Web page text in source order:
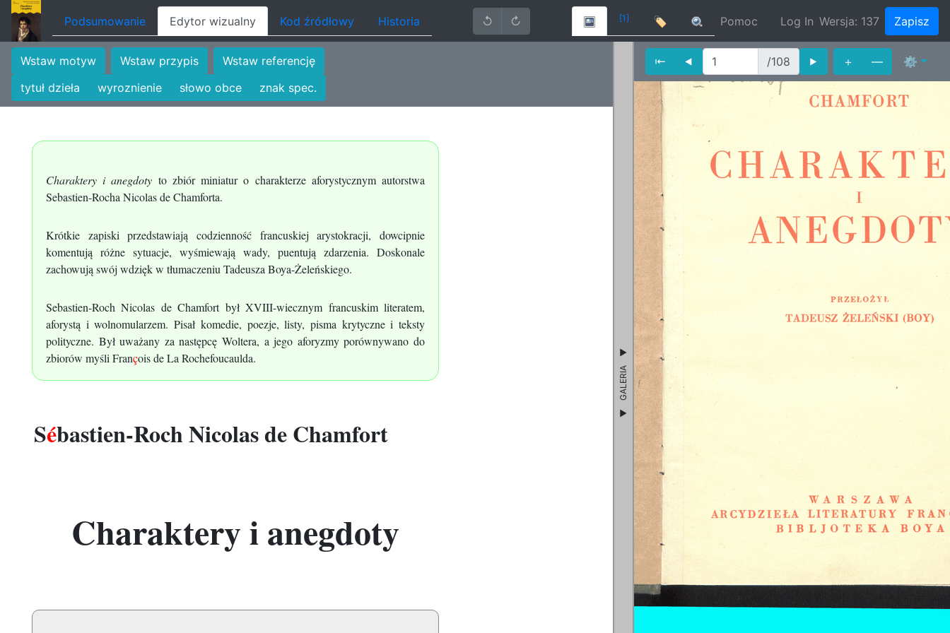
Podsumowanie Edytor wizualny Kod źródłowy Historia ↺ ↻ [1] 🏷 Pomoc Log In Wersja: 137 Zapisz
Wstaw motyw Wstaw przypis
Wstaw referencję
tytuł dzieła
wyroznienie słowo obce znak spec.
Charaktery i anegdoty to zbiór miniatur o charakterze aforystycznym autorstwa
Sebastien-Rocha Nicolas de Chamforta.
Krótkie zapiski przedstawiają codzienność francuskiej arystokracji, dowcipnie
komentują różne sytuacje, wyśmiewają wady, puentują zdarzenia. Doskonale
zachowują swój wdzięk w tłumaczeniu Tadeusza Boya-Żeleńskiego.
Sebastien-Roch Nicolas de Chamfort był XVIII-wiecznym francuskim literatem,
aforystą i wolnomularzem. Pisał komedie, poezje, listy, pisma krytyczne i teksty
polityczne. Był uważany za następcę Woltera, a jego aforyzmy porównywano do
zbiorów myśli François de La Rochefoucaulda.
Sébastien-Roch Nicolas de Chamfort
Charaktery i anegdoty
GALERIA
⇤ ⯇ /108 ⯈ ＋ — ⚙